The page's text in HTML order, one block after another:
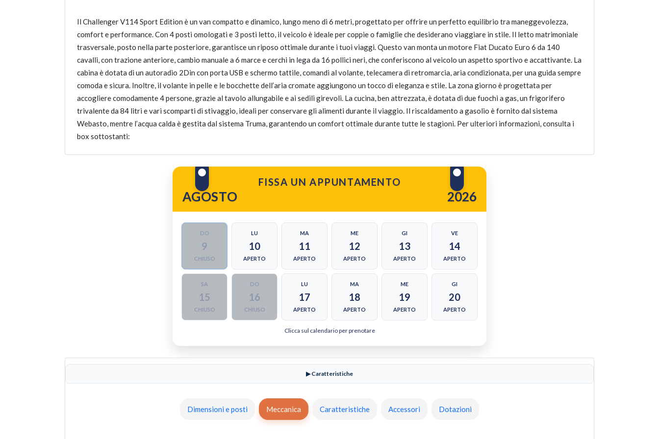
Il Challenger V114 Sport Edition è un van compatto e dinamico, lungo meno di 6 metri, progettato per offrire un perfetto equilibrio tra maneggevolezza,
comfort e performance. Con 4 posti omologati e 3 posti letto, il veicolo è ideale per coppie o famiglie che desiderano viaggiare in stile. Il letto matrimoniale
trasversale, posto nella parte posteriore, garantisce un riposo ottimale durante i tuoi viaggi. Questo van monta un motore Fiat Ducato Euro 6 da 140
cavalli, con trazione anteriore, cambio manuale a 6 marce e cerchi in lega da 16 pollici neri, che conferiscono al veicolo un aspetto sportivo e accattivante. La
cabina è dotata di un autoradio 2Din con porta USB e schermo tattile, comandi al volante, telecamera di retromarcia, aria condizionata, per una guida sempre
comoda e sicura. Inoltre, il volante in pelle e le bocchette dell’aria cromate aggiungono un tocco di eleganza e stile. La zona giorno è progettata per
accogliere comodamente 4 persone, grazie al tavolo allungabile e ai sedili girevoli. La cucina, ben attrezzata, è dotata di due fuochi a gas, un frigorifero
trivalente da 84 litri e vari scomparti di stivaggio, ideali per conservare gli alimenti durante il viaggio. Il riscaldamento a gasolio è fornito dal sistema
Webasto, mentre l’acqua calda è gestita dal sistema Truma, garantendo un comfort ottimale durante tutte le stagioni. Per ulteriori informazioni, consulta i
box sottostanti:
FISSA UN APPUNTAMENTO
AGOSTO 2026
DO
9
CHIUSO
LU
10
APERTO
MA
11
APERTO
ME
12
APERTO
GI
13
APERTO
VE
14
APERTO
SA
15
CHIUSO
DO
16
CHIUSO
LU
17
APERTO
MA
18
APERTO
ME
19
APERTO
GI
20
APERTO
Clicca sul calendario per prenotare
▶ Caratteristiche
Dimensioni e posti Meccanica Caratteristiche Accessori Dotazioni